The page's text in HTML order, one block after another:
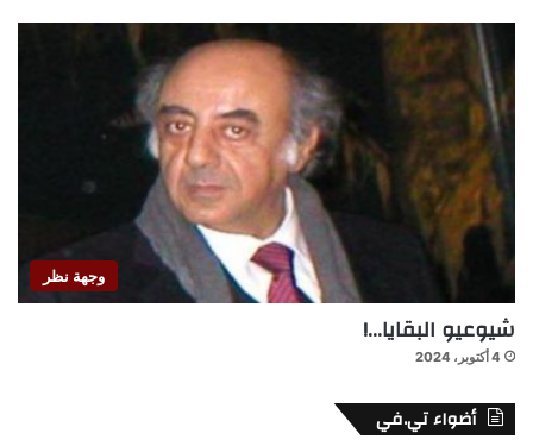
وجهة نظر
شيوعيو البقايا…!
4 أكتوبر، 2024
أضواء تي.في